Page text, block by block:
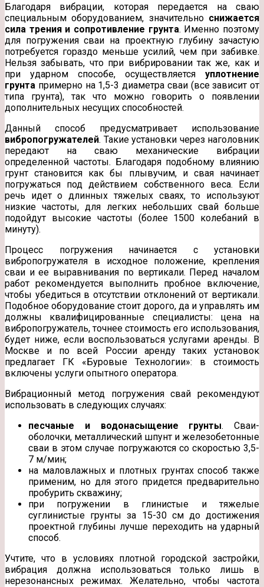
Благодаря вибрации, которая передается на сваю
специальным оборудованием, значительно снижается
сила трения и сопротивление грунта. Именно поэтому
для погружения сваи на проектную глубину зачастую
потребуется гораздо меньше усилий, чем при забивке.
Нельзя забывать, что при вибрировании так же, как и
при ударном способе, осуществляется уплотнение
грунта примерно на 1,5-3 диаметра сваи (все зависит от
типа грунта), так что можно говорить о появлении
дополнительных несущих способностей.
Данный способ предусматривает использование
вибропогружателей. Такие установки через наголовник
передают на сваю механические вибрации
определенной частоты. Благодаря подобному влиянию
грунт становится как бы плывучим, и свая начинает
погружаться под действием собственного веса. Если
речь идет о длинных тяжелых сваях, то используют
низкие частоты, для легких небольших свай больше
подойдут высокие частоты (более 1500 колебаний в
минуту).
Процесс погружения начинается с установки
вибропогружателя в исходное положение, крепления
сваи и ее выравнивания по вертикали. Перед началом
работ рекомендуется выполнить пробное включение,
чтобы убедиться в отсутствии отклонений от вертикали.
Подобное оборудование стоит дорого, да и управлять им
должны квалифицированные специалисты: цена на
вибропогружатель, точнее стоимость его использования,
будет ниже, если воспользоваться услугами аренды. В
Москве и по всей России аренду таких установок
предлагает ГК «Буровые Технологии»: в стоимость
включены услуги опытного оператора.
Вибрационный метод погружения свай рекомендуют
использовать в следующих случаях:
песчаные и водонасыщение грунты. Сваи-
оболочки, металлический шпунт и железобетонные
сваи в этом случае погружаются со скоростью 3,5-
7 м/мин;
на маловлажных и плотных грунтах способ также
применим, но для этого придется предварительно
пробурить скважину;
при погружении в глинистые и тяжелые
суглинистые грунты за 15-30 см до достижения
проектной глубины лучше переходить на ударный
способ.
Учтите, что в условиях плотной городской застройки,
вибрация должна использоваться только лишь в
нерезонансных режимах. Желательно, чтобы частота